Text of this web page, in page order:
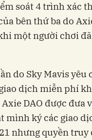
soát 4 trình xác
bên thứ ba do
một người chơi
do Sky Mavis yêu
dịch miễn phí
DAO được đưa
mình ký các giao
nhưng quyền truy